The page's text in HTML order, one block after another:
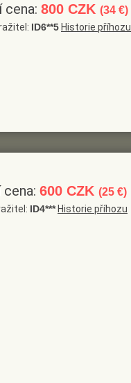
cena: 800 CZK (34 €)
ID6**5 Historie příhozu
600 CZK (25 €)
ID4*** Historie příhozu